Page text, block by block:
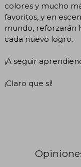
colores y mucho
favoritos, y en
mundo, reforzarán
cada nuevo logro.
¡A seguir
¡Claro que sí!